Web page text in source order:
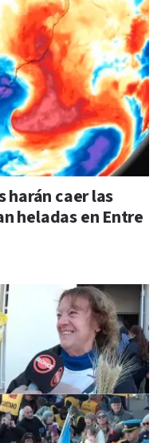
harán caer las
heladas en Entre